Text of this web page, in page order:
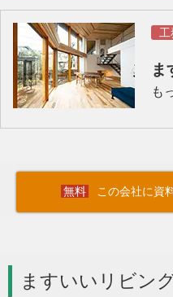
工
ま
も
この会社に資
ますいいリビン